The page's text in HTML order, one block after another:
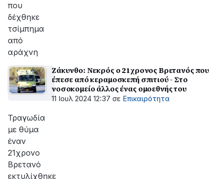
που
δέχθηκε
τσίμπημα
από
αράχνη
Ζάκυνθο: Νεκρός ο 21χρονος Βρετανός που
έπεσε από κεραμοσκεπή σπιτιού - Στο
νοσοκομείο άλλος ένας ομοεθνής του
11 Ιουλ 2024 12:37 σε Επικαιρότητα
Τραγωδία
με θύμα
έναν
21χρονο
Βρετανό
εκτυλίχθηκε